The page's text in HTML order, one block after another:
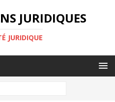
JURIDIQUES
JURIDIQUE